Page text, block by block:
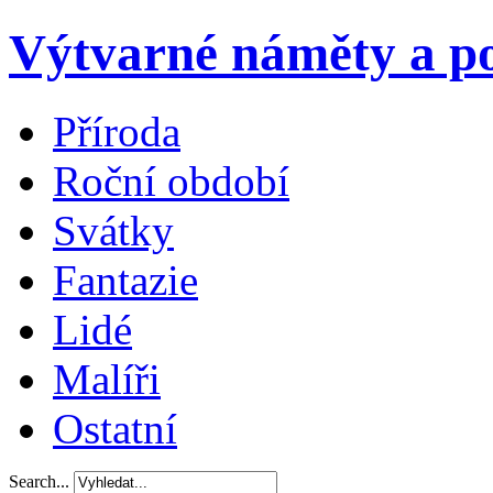
Výtvarné náměty a
Příroda
Roční období
Svátky
Fantazie
Lidé
Malíři
Ostatní
Search...